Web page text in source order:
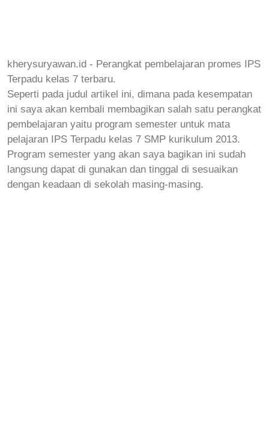
kherysuryawan.id - Perangkat pembelajaran promes IPS
Terpadu kelas 7 terbaru.
Seperti pada judul artikel ini, dimana pada kesempatan
ini saya akan kembali membagikan salah satu perangkat
pembelajaran yaitu program semester untuk mata
pelajaran IPS Terpadu kelas 7 SMP kurikulum 2013.
Program semester yang akan saya bagikan ini sudah
langsung dapat di gunakan dan tinggal di sesuaikan
dengan keadaan di sekolah masing-masing.